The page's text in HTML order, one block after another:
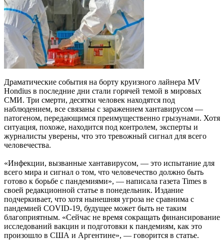
Драматические события на борту круизного лайнера MV
Hondius в последние дни стали горячей темой в мировых
СМИ. Три смерти, десятки человек находятся под
наблюдением, все связаны с заражением хантавирусом —
патогеном, передающимся преимущественно грызунами. Хотя
ситуация, похоже, находится под контролем, эксперты и
журналисты уверены, что это тревожный сигнал для всего
человечества.
«Инфекции, вызванные хантавирусом, — это испытание для
всего мира и сигнал о том, что человечество должно быть
готово к борьбе с пандемиями», — написала газета Times в
своей редакционной статье в понедельник. Издание
подчеркивает, что хотя нынешняя угроза не сравнима с
пандемией COVID-19, будущее может быть не таким
благоприятным. «Сейчас не время сокращать финансирование
исследований вакцин и подготовки к пандемиям, как это
произошло в США и Аргентине», — говорится в статье.